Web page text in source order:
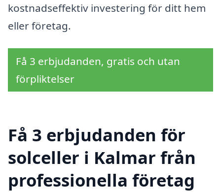
kostnadseffektiv investering för ditt hem
eller företag.
Få 3 erbjudanden, gratis och utan
förpliktelser
Få 3 erbjudanden för
solceller i Kalmar från
professionella företag